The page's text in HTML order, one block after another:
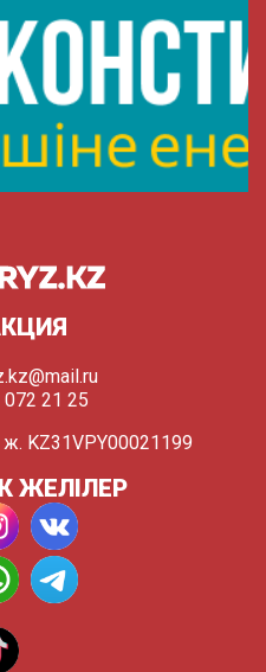
072 21 25
ж. KZ31VPY00021199
ЖЕЛІЛЕР